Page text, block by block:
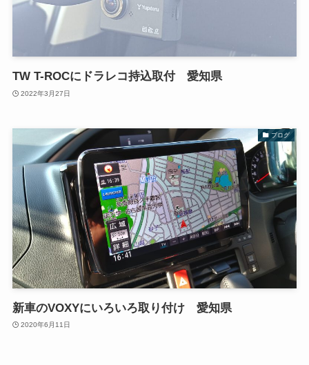
TW T-ROCにドラレコ持込取付 愛知県
2022年3月27日
ブログ
新車のVOXYにいろいろ取り付け 愛知県
2020年6月11日